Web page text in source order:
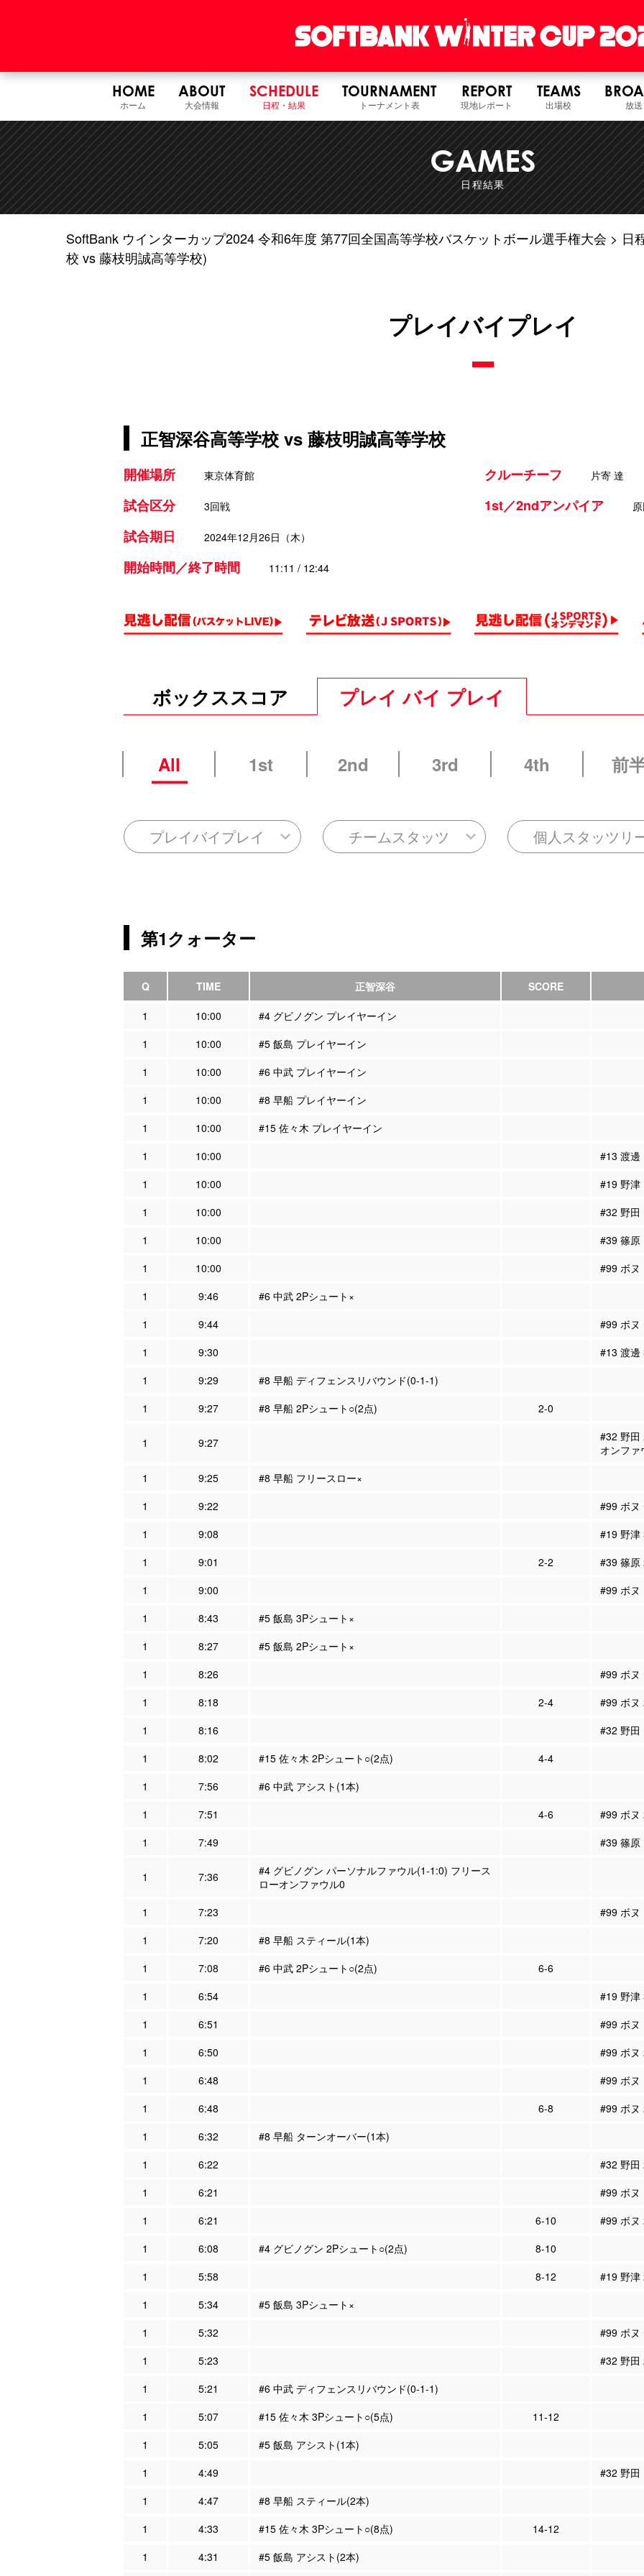
HOME
ホーム
ABOUT
大会情報
SCHEDULE
日程・結果
TOURNAMENT
トーナメント表
REPORT
現地レポート
TEAMS
出場校 放
GAMES
日程結果
SoftBank ウインターカップ2024 令和6年度 第77回全国高等学校バスケットボール選手権大会 日
校 vs 藤枝明誠高等学校)
プレイバイプレイ
正智深谷高等学校 vs 藤枝明誠高等学校
開催場所 東京体育館
試合区分 3回戦
試合期日 2024年12月26日（木）
開始時間／終了時間 11:11 / 12:44
クルーチーフ 片寄 達
1st／2ndアンパイア
ボックススコア プレイ バイ プレイ
All 1st 2nd 3rd 4th 前
プレイバイプレイ チームスタッツ 個人スタッツリ
第1クォーター
Q TIME 正智深谷 SCORE
1 10:00
#4 グビノグン プレイヤーイン
1
10:00
#5 飯島 プレイヤーイン
1
10:00
#6 中武 プレイヤーイン
1
10:00
#8 早船 プレイヤーイン
1
10:00
#15 佐々木 プレイヤーイン
1
10:00
#13 渡邊
1
10:00
#19 野津
1
10:00
#32 野田
1
10:00
#39 篠原
1
10:00
#99 ボヌ
1
9:46
#6 中武 2Pシュート×
1
9:44
#99 ボヌ
1
9:30
#13 渡邊
1
9:29
#8 早船 ディフェンスリバウンド(0-1-1)
1
9:27 #8 早船 2Pシュート○(2点) 2-0
1 9:27
#32 野田
オンファ
1
9:25
#8 早船 フリースロー×
1
9:22
#99 ボヌ
1
9:08
#19 野津
1
9:01 2-2
#39 篠原
1
9:00
#99 ボヌ
1
8:43
#5 飯島 3Pシュート×
1
8:27
#5 飯島 2Pシュート×
1
8:26
#99 ボヌ
1
8:18 2-4
#99 ボヌ
1
8:16
#32 野田
1
8:02 #15 佐々木 2Pシュート○(2点)
4-4
1
7:56
#6 中武 アシスト(1本)
1
7:51 4-6
#99 ボヌ
1
7:49 #39 篠原
1 7:36
#4 グビノグン パーソナルファウル(1-1:0) フリース
ローオンファウル0
1
7:23
#99 ボヌ
1
7:20
#8 早船 スティール(1本)
1
7:08 #6 中武 2Pシュート○(2点)
6-6
1
6:54
#19 野津
1
6:51
#99 ボヌ
1
6:50
#99 ボヌ
1
6:48
#99 ボヌ
1
6:48 6-8
#99 ボヌ
1
6:32
#8 早船 ターンオーバー(1本)
1
6:22
#32 野田
1
6:21
#99 ボヌ
1
6:21 6-10
#99 ボヌ
1
6:08 #4 グビノグン 2Pシュート○(2点)
8-10
1
5:58 8-12
#19 野津
1
5:34
#5 飯島 3Pシュート×
1
5:32
#99 ボヌ
1
5:23
#32 野田
1
5:21
#6 中武 ディフェンスリバウンド(0-1-1)
1
5:07 #15 佐々木 3Pシュート○(5点)
11-12
1
5:05
#5 飯島 アシスト(1本)
1
4:49
#32 野田
1
4:47
#8 早船 スティール(2本)
1
4:33 #15 佐々木 3Pシュート○(8点)
14-12
1
4:31 #5 飯島 アシスト(2本)